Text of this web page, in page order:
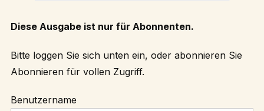
Diese Ausgabe ist nur für Abonnenten.
Bitte loggen Sie sich unten ein, oder abonnieren Sie
Abonnieren für vollen Zugriff.
Benutzername